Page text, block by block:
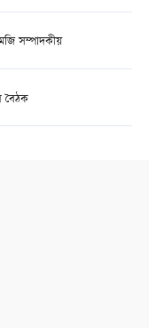
সম্পাদকীয়
বৈঠক